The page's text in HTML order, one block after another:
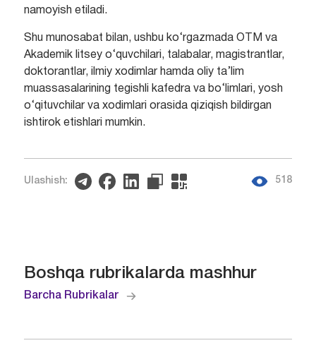
namoyish etiladi.
Shu munosabat bilan, ushbu ko‘rgazmada OTM va
Akademik litsey o‘quvchilari, talabalar, magistrantlar,
doktorantlar, ilmiy xodimlar hamda oliy ta’lim
muassasalarining tegishli kafedra va bo‘limlari, yosh
o‘qituvchilar va xodimlari orasida qiziqish bildirgan
ishtirok etishlari mumkin.
Ulashish: 518
Boshqa rubrikalarda mashhur
Barcha Rubrikalar